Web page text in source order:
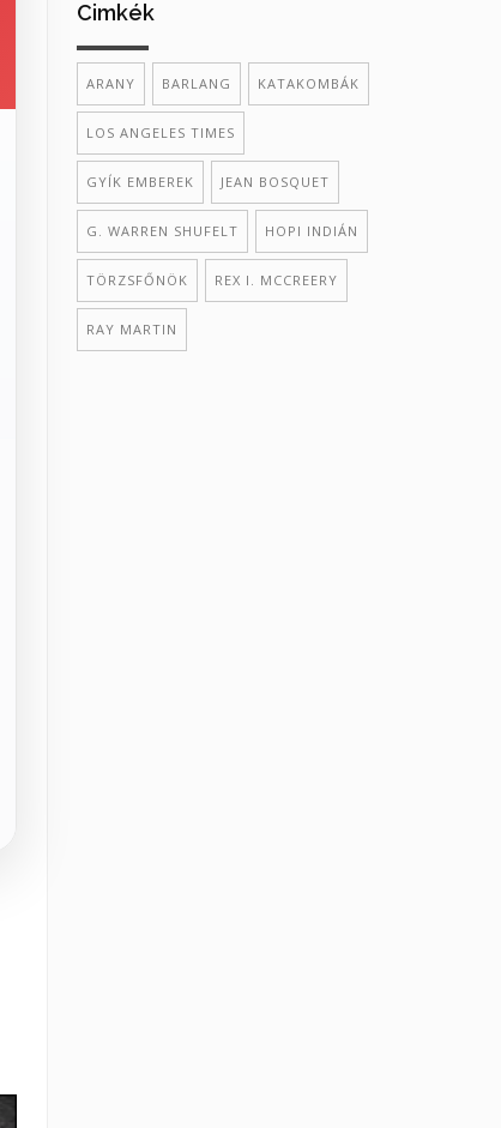
Cimkék
ARANY BARLANG KATAKOMBÁK
LOS ANGELES TIMES
GYÍK EMBEREK JEAN BOSQUET
G. WARREN SHUFELT HOPI INDIÁN
TÖRZSFŐNÖK REX I. MCCREERY
RAY MARTIN